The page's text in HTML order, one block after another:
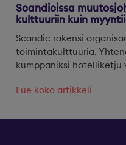
Scandicissa
kulttuuriin kuin
Scandic rakensi
toimintakulttuuria.
kumppaniksi hotelliketju
Lue koko artikkeli